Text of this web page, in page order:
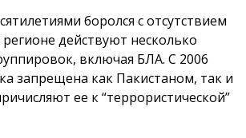
боролся с отсутствием
регионе действуют несколько
включая БЛА. С 2006
запрещена как Пакистаном, так и
ее к “террористической”